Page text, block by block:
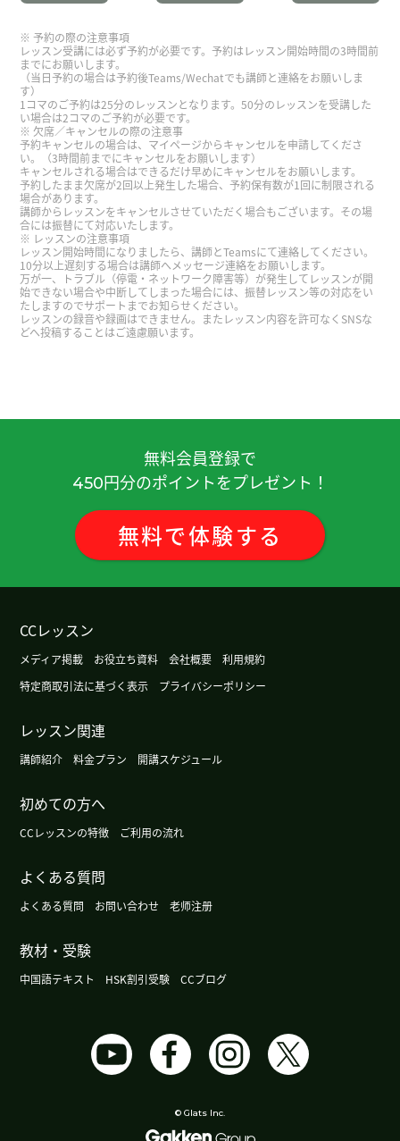
谢谢您的支持和帮助！在日本，梅雨的季节是从六
月份到七月初。还有两个多月。下次课也很期待
着！( 50代 女性 )
谢谢！日本婚姻介绍所的情况，我不太清楚，可是
我认为最近网上的服务挺多。跟您学中文很开心！
下次见！( 50代 女性 )
谢谢你的好课程。每次我上课你的课我很高兴。下
次见。( 80代 男性 )
谢谢您的课！我家附近有神社。新年的时候去神社
谢谢您的课！我喜欢拍照片。您呢？下次课也很期
谢谢，3月份我打算去西安旅游。期待。下次见
代 男性 )
谢谢，日本算命的人不太多的感觉。( 40代 男性 )
发展余地。和您学中文很开心！下次见！
我住的地方没有海滩。在日本的话有海滩。下次见
谢谢您。我住的地方有海边。期待下次再见到你。
谢谢您给我上课。谢谢您给我赞美。我要继续努力
有海滩。下次再见，谢谢！
纪念日。二月二十三号是天皇的生日。下次课也很
期待！
( 50代 女性 )
很有趣的事情。和您学中文很开心。下次也很期
( 50代 女性 )
予約の際の注意事項
レッスン受講には必ず予約が必要です。予約はレッスン開始時間の3時間前
までにお願いします。
（当日予約の場合は予約後Teams/Wechatでも講師と連絡をお願いしま
す）
1コマのご予約は25分のレッスンとなります。50分のレッスンを受講した
い場合は2コマのご予約が必要です。
欠席／キャンセルの際の注意事
予約キャンセルの場合は、マイページからキャンセルを申請してくださ
い。（3時間前までにキャンセルをお願いします）
キャンセルされる場合はできるだけ早めにキャンセルをお願いします。
予約したまま欠席が2回以上発生した場合、予約保有数が1回に制限される
場合があります。
講師からレッスンをキャンセルさせていただく場合もございます。その場
合には振替にて対応いたします。
レッスンの注意事項
レッスン開始時間になりましたら、講師とTeamsにて連絡してください。
10分以上遅刻する場合は講師へメッセージ連絡をお願いします。
万が一、トラブル（停電・ネットワーク障害等）が発生してレッスンが開
始できない場合や中断してしまった場合には、振替レッスン等の対応をい
たしますのでサポートまでお知らせください。
レッスンの録音や録画はできません。またレッスン内容を許可なくSNSな
どへ投稿することはご遠慮願います。
無料会員登録で
450円分のポイントをプレゼント！
無料で体験する
CCレッスン
メディア掲載 お役立ち資料 会社概要
利用規約
特定商取引法に基づく表示
プライバシーポリシー
レッスン関連
講師紹介 料金プラン 開講スケジュール
初めての方へ
CCレッスンの特徴 ご利用の流れ
よくある質問
よくある質問 お問い合わせ 老师注册
教材・受験
中国語テキスト HSK割引受験 CCブログ
© Glats Inc.